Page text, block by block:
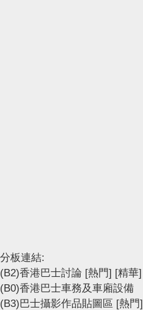
分板連結:
(B2)香港巴士討論 [熱門] [精華]
(B0)香港巴士車務及車廂設備
(B3)巴士攝影作品貼圖區 [熱門]